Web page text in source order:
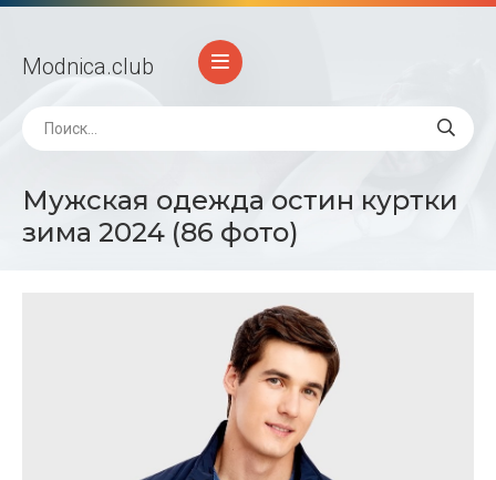
Modnica.club
Мужская одежда остин куртки
зима 2024 (86 фото)